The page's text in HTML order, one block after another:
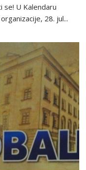
U Kalendaru
28. jul...